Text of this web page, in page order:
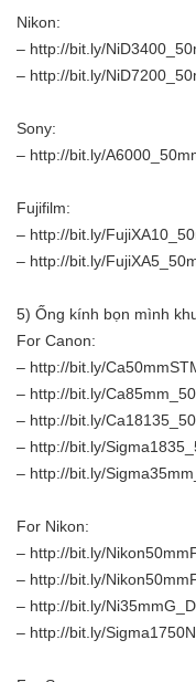
Nikon:
– http://bit.ly/
– http://bit.ly/
Sony:
– http://bit.ly/
Fujifilm:
– http://bit.ly/
– http://bit.ly/
5) Ống kính bọn mình
For Canon:
– http://bit.ly/
– http://bit.ly/
– http://bit.ly/
– http://bit.ly/
– http://bit.ly/
For Nikon:
– http://bit.ly/
– http://bit.ly/
– http://bit.ly/
– http://bit.ly/